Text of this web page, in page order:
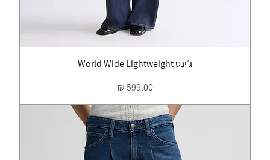
ג׳ינס World Wide Lightweight
מחיר‏599.00 ‏₪